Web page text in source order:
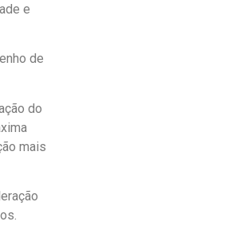
e
de
do
mais